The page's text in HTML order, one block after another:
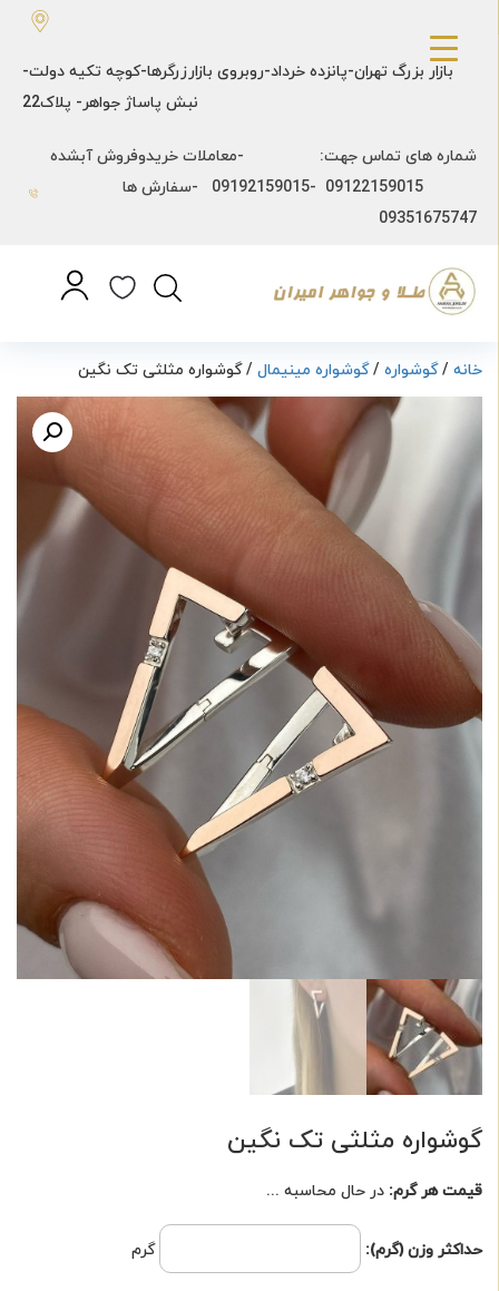
بازار بزرگ تهران-پانزده خرداد-روبروی بازارزرگرها-کوچه تکیه دولت-
نبش پاساژ جواهر- پلاک22
شماره های تماس جهت: -معاملات خریدوفروش آبشده
09122159015 -09192159015 -سفارش ها
09351675747
خانه /گوشواره /گوشواره مینیمال / گوشواره مثلثی تک نگین
گوشواره مثلثی تک نگین
قیمت هر گرم: در حال محاسبه ...
حداکثر وزن (گرم): گرم